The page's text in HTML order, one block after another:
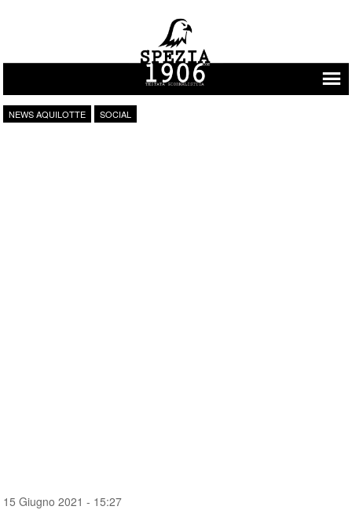
Vai al contenuto
NEWS AQUILOTTE SOCIAL
15 Giugno 2021 - 15:27